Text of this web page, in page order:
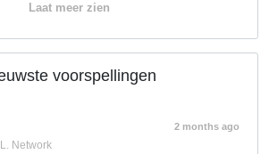
Laat meer zien
voorspellingen
Network
2 months ago